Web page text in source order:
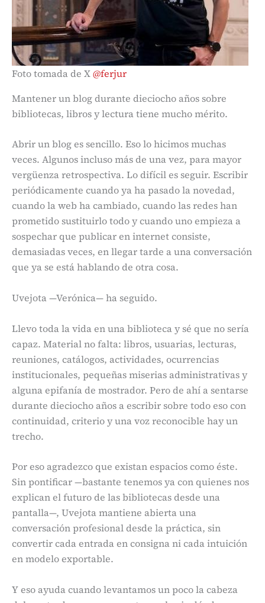
Foto tomada de X@ferjur
Mantener un blog durante dieciocho años sobre
bibliotecas, libros y lectura tiene mucho mérito.
Abrir un blog es sencillo. Eso lo hicimos muchas
veces. Algunos incluso más de una vez, para mayor
vergüenza retrospectiva. Lo difícil es seguir. Escribir
periódicamente cuando ya ha pasado la novedad,
cuando la web ha cambiado, cuando las redes han
prometido sustituirlo todo y cuando uno empieza a
sospechar que publicar en internet consiste,
demasiadas veces, en llegar tarde a una conversación
que ya se está hablando de otra cosa.
Uvejota —Verónica— ha seguido.
Llevo toda la vida en una biblioteca y sé que no sería
capaz. Material no falta: libros, usuarias, lecturas,
reuniones, catálogos, actividades, ocurrencias
institucionales, pequeñas miserias administrativas y
alguna epifanía de mostrador. Pero de ahí a sentarse
durante dieciocho años a escribir sobre todo eso con
continuidad, criterio y una voz reconocible hay un
trecho.
Por eso agradezco que existan espacios como éste.
Sin pontificar —bastante tenemos ya con quienes nos
explican el futuro de las bibliotecas desde una
pantalla—, Uvejota mantiene abierta una
conversación profesional desde la práctica, sin
convertir cada entrada en consigna ni cada intuición
en modelo exportable.
Y eso ayuda cuando levantamos un poco la cabeza